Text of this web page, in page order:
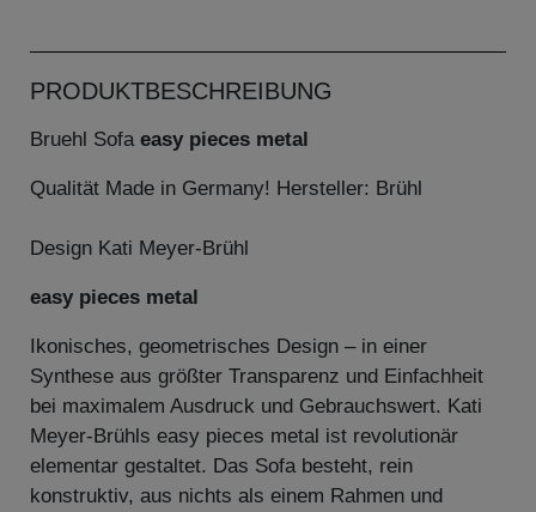
PRODUKTBESCHREIBUNG
Bruehl Sofa easy pieces metal
Qualität Made in Germany! Hersteller: Brühl
Design Kati Meyer-Brühl
easy pieces metal
Ikonisches, geometrisches Design – in einer
Synthese aus größter Transparenz und Einfachheit
bei maximalem Ausdruck und Gebrauchswert. Kati
Meyer-Brühls easy pieces metal ist revolutionär
elementar gestaltet. Das Sofa besteht, rein
konstruktiv, aus nichts als einem Rahmen und